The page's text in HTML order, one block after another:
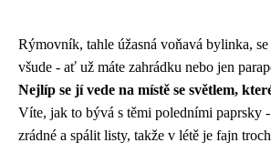
Rýmovník, tahle úžasná voňavá bylinka,
všude - ať už máte zahrádku nebo jen
Nejlíp se jí vede na místě se světlem,
Víte, jak to bývá s těmi poledními paprsky
zrádné a spálit listy, takže v létě je fajn